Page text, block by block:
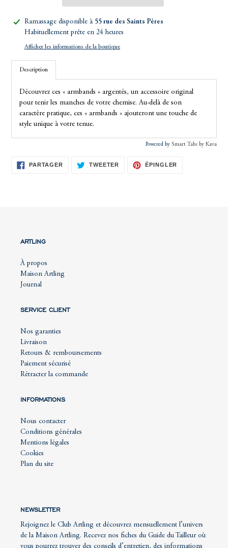
Ajout
produit
Ramassage disponible à 55 rue des Saints Pères
Habituellement prête en 24 heures
Afficher les informations de la boutique
Description
Découvrez ces « armbands » argentés, un accessoire original
pour tenir les manches de votre chemise. Au-delà de son
caractère pratique, ces « armbands » ajouteront une touche de
style unique à votre tenue.
Powered by Smart Tabs by Kava
PARTAGER PARTAGERTWEETER TWEETERÉPINGLER
ARTLING
À propos
Maison Artling
Journal
SERVICE CLIENT
Nos garanties
Livraison
Retours & remboursements
Paiement sécurisé
Rétracter la commande
INFORMATIONS
Nous contacter
Conditions générales
Mentions légales
Cookies
Plan du site
NEWSLETTER
Rejoignez le Club Artling et découvrez mensuellement l’univers
de la Maison Artling. Recevez nos fiches du Guide du Tailleur où